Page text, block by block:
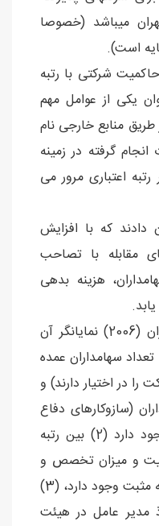
میباشد (خصوصا
است).
شرکتی با رتبه
یکی از عوامل مهم
طریق منابع خارجی نام
گرفته در زمینه
اعتباری مرور می
(2005) نشان دادند که با افزایش
مقابله با تصاحب
هزینه بدهی
یافته های اشباسکیف و همکاران (2006) نمایانگر آن
با تعداد سهامداران عمده
شرکت را در اختیار دارند) و
(سازوکارهای دفاع
در برابر تملیک) رابطه منفی وجود دارد (2) بین رتبه
و میزان تخصص و
تجربه اعضای هیئت مدیره رابطه مثبت وجود دارد، (3)
مدیر عامل در هیئت